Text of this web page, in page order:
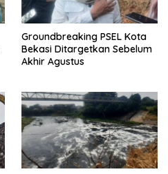
Groundbreaking PSEL Kota
Bekasi Ditargetkan Sebelum
Akhir Agustus